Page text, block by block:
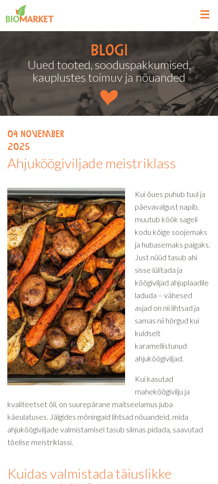
Blogi
Uued tooted, sooduspakkumised,
kauplustes toimuv ja nõuanded
04 november
2025
Ahjuköögiviljade meistriklass
Kui õues puhub tuul ja
päevavalgust napib,
muutub köök sageli
kodu kõige soojemaks
ja hubasemaks paigaks.
Just nüüd tasub ahi
sisse lülitada ja
köögiviljad ahjuplaadile
laduda – vähesed
asjad on nii lihtsad ja
samas nii hõrgud kui
kuldselt
karamellistunud
ahjuköögiviljad.
Kui kasutad
maheköögivilju ja
kvaliteetset õli, on suurepärane maitseelamus juba
käeulatuses. Jälgides mõningaid lihtsad nõuandeid, mida
ahjuköögiviljade valmistamisel tasub silmas pidada, saavutad
tõelise meistriklassi.
Kuidas valmistada täiuslikke